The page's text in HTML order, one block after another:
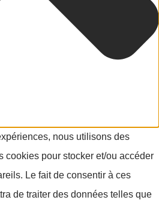
nous utilisons des
cookies pour stocker et/ou accéder
Le fait de consentir à ces
de traiter des données telles que